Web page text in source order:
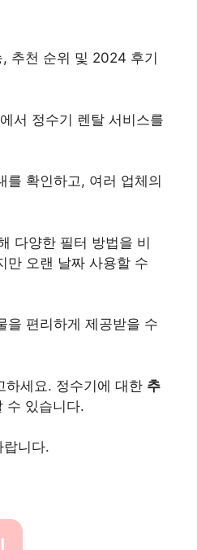
추천 순위 및 2024 후기
서 정수기 렌탈 서비스를
를 확인하고, 여러 업체의
다양한 필터 방법을 비
만 오랜 날짜 사용할 수
을 편리하게 제공받을 수
하세요. 정수기에 대한 추
수 있습니다.
니다.